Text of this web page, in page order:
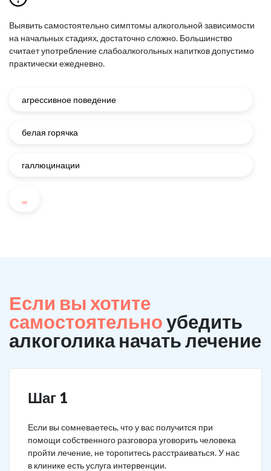
Выявить самостоятельно симптомы алкогольной зависимости
на начальных стадиях, достаточно сложно. Большинство
считает употребление слабоалкогольных напитков допустимо
практически ежедневно.
агрессивное поведение
белая горячка
галлюцинации
...
Если вы хотите
самостоятельноубедить
алкоголика начать лечение
Шаг 1
Если вы сомневаетесь, что у вас получится при
помощи собственного разговора уговорить человека
пройти лечение, не торопитесь расстраиваться. У нас
в клинике есть услуга интервенции.